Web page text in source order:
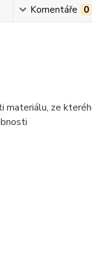
Komentáře 0
materiálu, ze